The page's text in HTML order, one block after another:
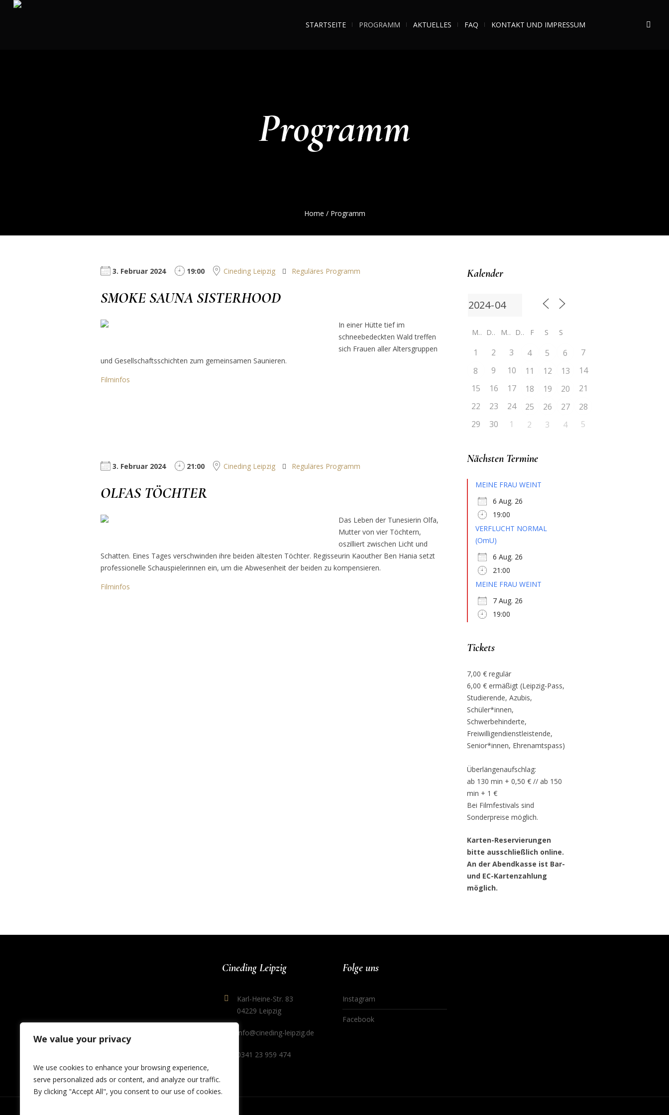
We value your privacy
We use cookies to enhance your browsing experience,
serve personalized ads or content, and analyze our traffic.
By clicking "Accept All", you consent to our use of cookies.
STARTSEITE PROGRAMM AKTUELLES FAQ KONTAKT UND IMPRESSUM
Programm
Home / Programm
3. Februar 2024 19:00 Cineding Leipzig Reguläres Programm
SMOKE SAUNA SISTERHOOD
In einer Hütte tief im
schneebedeckten Wald treffen
sich Frauen aller Altersgruppen
und Gesellschaftsschichten zum gemeinsamen Saunieren.
Filminfos
3. Februar 2024 21:00 Cineding Leipzig Reguläres Programm
OLFAS TÖCHTER
Das Leben der Tunesierin Olfa,
Mutter von vier Töchtern,
oszilliert zwischen Licht und
Schatten. Eines Tages verschwinden ihre beiden ältesten Töchter. Regisseurin Kaouther Ben Hania setzt
professionelle Schauspielerinnen ein, um die Abwesenheit der beiden zu kompensieren.
Filminfos
Kalender
M D M D F S S
1 2 3 4 5 6
7
8
9 10 11 12 13
14
15
16 17 18 19 20
21
22
23 24 25 26 27
28
29
30 1 2 3 4 5
Nächsten Termine
MEINE FRAU WEINT
6 Aug. 26
19:00
VERFLUCHT NORMAL
(OmU)
6 Aug. 26
21:00
MEINE FRAU WEINT
7 Aug. 26
19:00
Tickets
7,00 € regulär
6,00 € ermäßigt (Leipzig-Pass,
Studierende, Azubis,
Schüler*innen,
Schwerbehinderte,
Freiwilligendienstleistende,
Senior*innen, Ehrenamtspass)
Überlängenaufschlag:
ab 130 min + 0,50 € // ab 150
min + 1 €
Bei Filmfestivals sind
Sonderpreise möglich.
Karten-Reservierungen
bitte ausschließlich online.
An der Abendkasse ist Bar-
und EC-Kartenzahlung
möglich.
Cineding Leipzig
Karl-Heine-Str. 83
04229 Leipzig
info@cineding-leipzig.de
0341 23 959 474
Folge uns
Instagram
Facebook